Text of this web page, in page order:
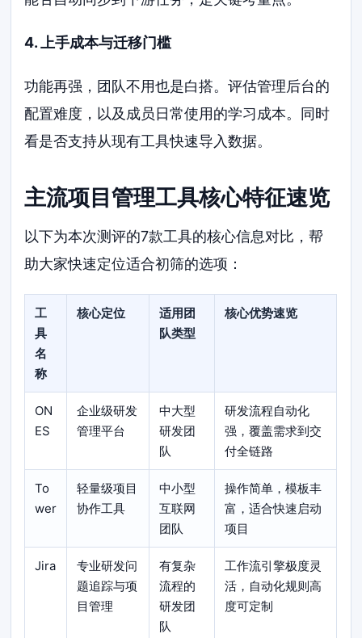
4. 上手成本与迁移门槛
功能再强，团队不用也是白搭。评估管理后台的
配置难度，以及成员日常使用的学习成本。同时
看是否支持从现有工具快速导入数据。
主流项目管理工具核心特征速览
以下为本次测评的7款工具的核心信息对比，帮
助大家快速定位适合初筛的选项：
工
具
名
称
核心定位
适用团
队类型
核心优势速览
ON
ES
企业级研发
管理平台
中大型
研发团
队
研发流程自动化
强，覆盖需求到交
付全链路
To
wer
轻量级项目
协作工具
中小型
互联网
团队
操作简单，模板丰
富，适合快速启动
项目
Jira
专业研发问
题追踪与项
目管理
有复杂
流程的
研发团
队
工作流引擎极度灵
活，自动化规则高
度可定制